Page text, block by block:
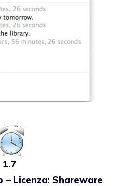
1.7
Licenza: Shareware